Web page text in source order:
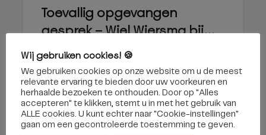
Toevallig opgevangen
gesprek – Wiel Wiersma bij...
Wij gebruiken cookies! 🍪
We gebruiken cookies op onze website om u de meest
relevante ervaring te bieden door uw voorkeuren en
herhaalde bezoeken te onthouden. Door op "Alles
accepteren" te klikken, stemt u in met het gebruik van
ALLE cookies. U kunt echter naar "Cookie-instellingen"
gaan om een ​​gecontroleerde toestemming te geven.